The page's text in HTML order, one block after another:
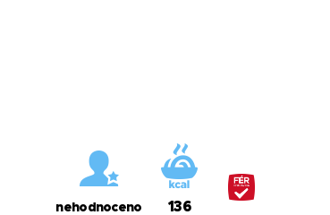
nehodnoceno 136